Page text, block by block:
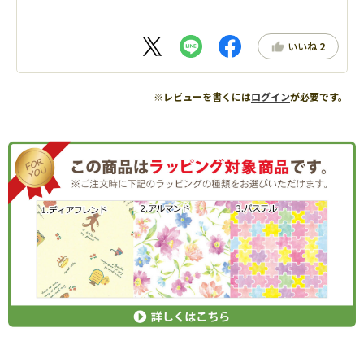
いいね 2
※レビューを書くにはログインが必要です。